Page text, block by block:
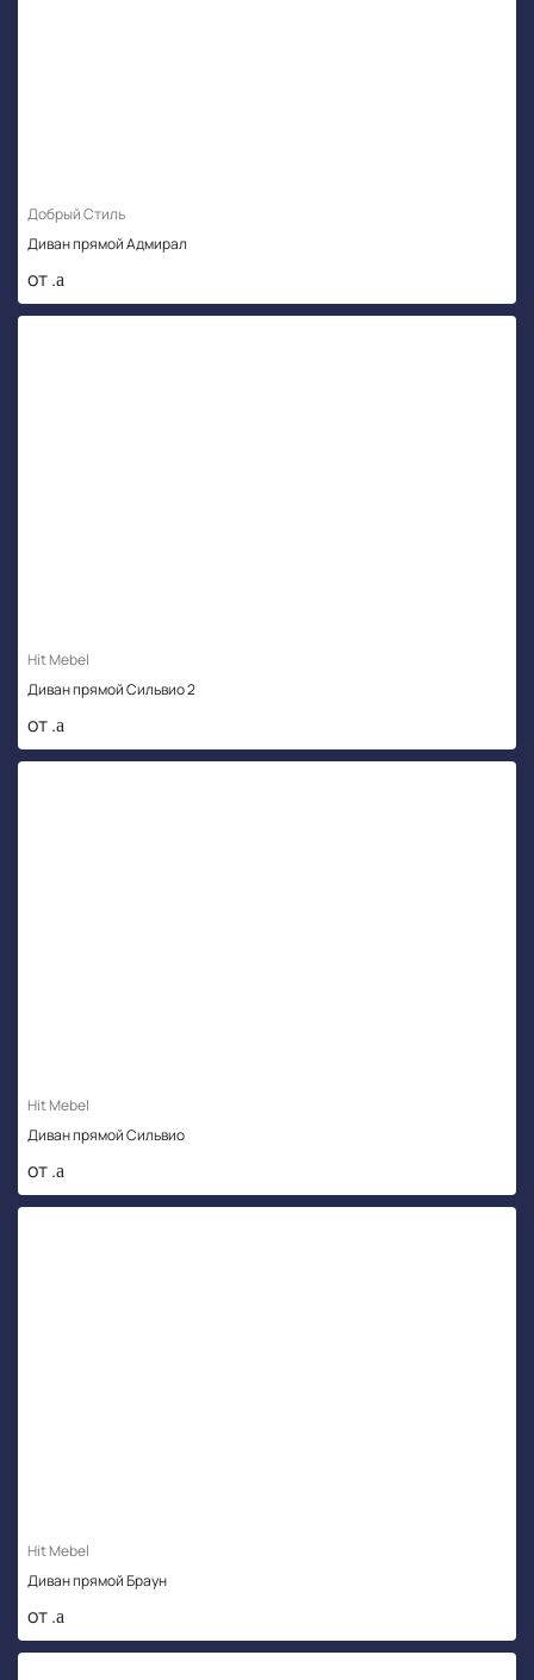
Добрый Стиль
Диван прямой Адмирал
от .
Hit Mebel
Диван прямой Сильвио 2
от .
Hit Mebel
Диван прямой Сильвио
от .
Hit Mebel
Диван прямой Браун
от .